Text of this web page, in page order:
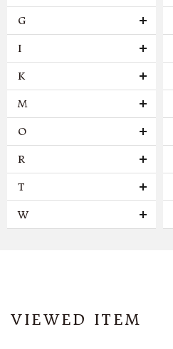
G
I
K
M
O
R
T
W
VIEWED ITEM